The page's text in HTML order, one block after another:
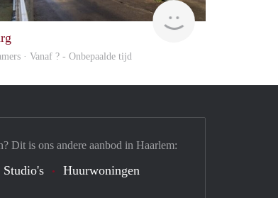
finder
· Vanaf ? - Onbepaalde tijd
Dit is ons andere aanbod in Haarlem:
Studio's Huurwoningen